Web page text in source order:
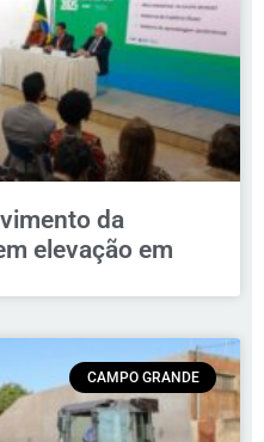
da
elevação em
CAMPO GRANDE